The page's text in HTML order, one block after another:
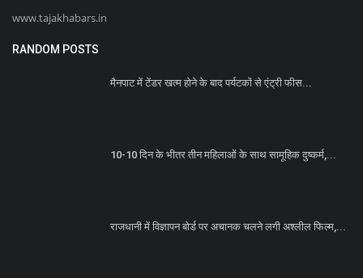
www.tajakhabars.in
RANDOM POSTS
मैनपाट में टेंडर खत्म होने के बाद पर्यटकों से एंट्री फीस...
10-10 दिन के भीतर तीन महिलाओं के साथ सामूहिक दुष्कर्म,...
राजधानी में विज्ञापन बोर्ड पर अचानक चलने लगी अश्लील फिल्म,...